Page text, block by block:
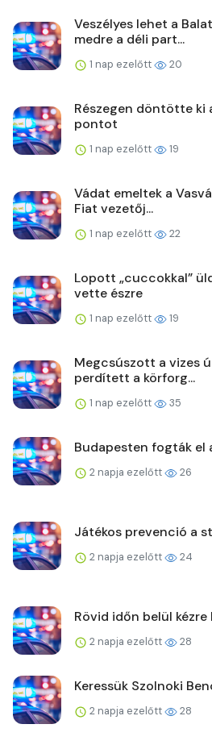
Veszélyes lehet a
medre a déli part...
1 nap ezelőtt 20
Részegen döntötte ki
pontot
1 nap ezelőtt 19
Vádat emeltek a
Fiat vezetőj...
1 nap ezelőtt 22
Lopott „cuccokkal”
vette észre
1 nap ezelőtt 19
Megcsúszott a vizes
perdített a körforg...
1 nap ezelőtt 35
Budapesten fogták el
2 napja ezelőtt 26
Játékos prevenció a
2 napja ezelőtt 24
Rövid időn belül
2 napja ezelőtt 28
Keressük Szolnoki
2 napja ezelőtt 28